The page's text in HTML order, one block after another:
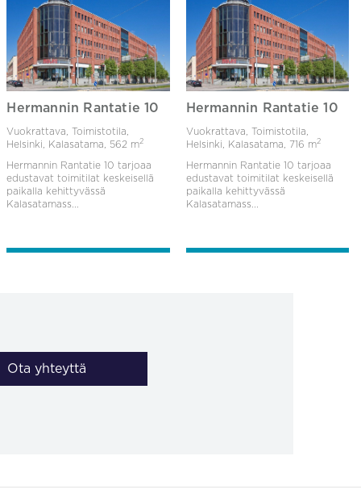
Hermannin Rantatie 10
Vuokrattava, Toimistotila,
Helsinki, Kalasatama, 562 m2
Hermannin Rantatie 10 tarjoaa
edustavat toimitilat keskeisellä
paikalla kehittyvässä
Kalasatamass...
Hermannin Rantatie 10
Vuokrattava, Toimistotila,
Helsinki, Kalasatama,
716 m2
Hermannin Rantatie 10 tarjoaa
edustavat toimitilat keskeisellä
paikalla kehittyvässä
Kalasatamass...
Ota yhteyttä